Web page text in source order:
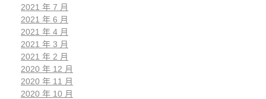
2021 年 7 月
2021 年 6 月
2021 年 4 月
2021 年 3 月
2021 年 2 月
2020 年 12 月
2020 年 11 月
2020 年 10 月